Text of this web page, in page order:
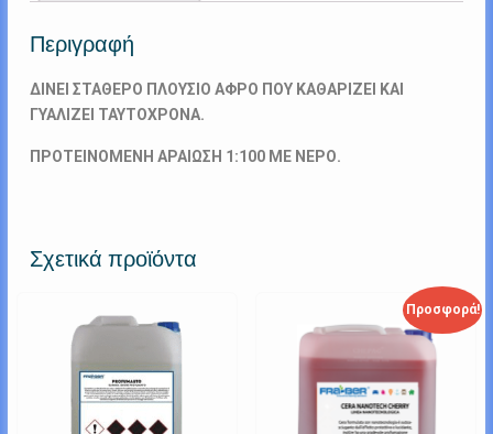
Περιγραφή
ΔΙΝΕΙ ΣΤΑΘΕΡΟ ΠΛΟΥΣΙΟ ΑΦΡΟ ΠΟΥ ΚΑΘΑΡΙΖΕΙ ΚΑΙ
ΓΥΑΛΙΖΕΙ ΤΑΥΤΟΧΡΟΝΑ.
ΠΡOTEINOMENH ΑΡΑΙΩΣΗ 1:100 ΜΕ ΝΕΡΟ.
Σχετικά προϊόντα
Προσφορά!